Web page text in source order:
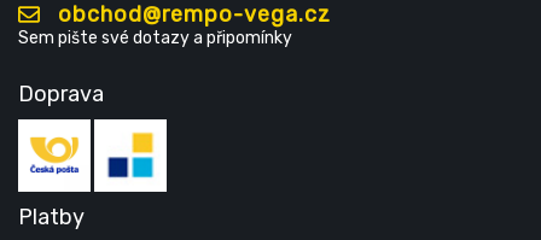
obchod@rempo-vega.cz
Sem pište své dotazy a připomínky
Doprava
Platby